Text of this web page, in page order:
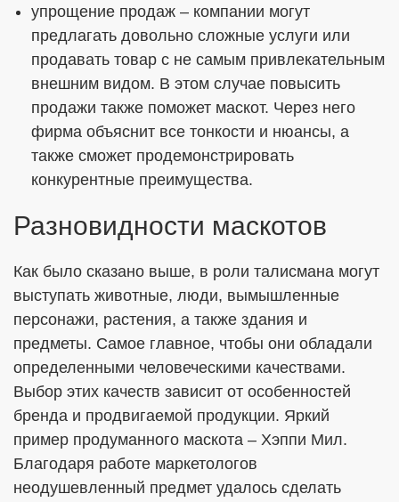
упрощение продаж – компании могут
предлагать довольно сложные услуги или
продавать товар с не самым привлекательным
внешним видом. В этом случае повысить
продажи также поможет маскот. Через него
фирма объяснит все тонкости и нюансы, а
также сможет продемонстрировать
конкурентные преимущества.
Разновидности маскотов
Как было сказано выше, в роли талисмана могут
выступать животные, люди, вымышленные
персонажи, растения, а также здания и
предметы. Самое главное, чтобы они обладали
определенными человеческими качествами.
Выбор этих качеств зависит от особенностей
бренда и продвигаемой продукции. Яркий
пример продуманного маскота – Хэппи Мил.
Благодаря работе маркетологов
неодушевленный предмет удалось сделать